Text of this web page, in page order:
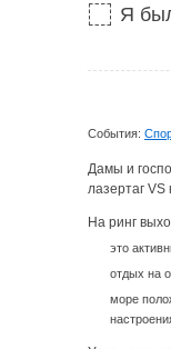
Я
События:
Дамы и
лазертаг VS
На ринг
это
отдых на
море